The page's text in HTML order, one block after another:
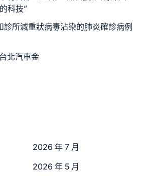
科技”
診所減重狀病毒沾染的肺炎確診病例
北汽車金
2026 年 7 月
2026 年 5 月